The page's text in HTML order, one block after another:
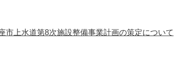
市上水道第8次施設整備事業計画の策定について